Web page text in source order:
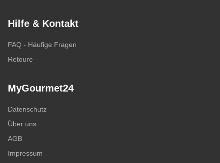
Hilfe & Kontakt
FAQ - Häufige Fragen
Retoure
MyGourmet24
Datenschutz
Über uns
AGB
Impressum